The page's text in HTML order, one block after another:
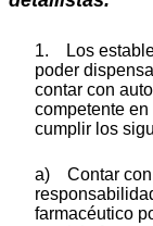
1. Los
poder
contar con
competente
cumplir los
a) Contar con
farmacéutico